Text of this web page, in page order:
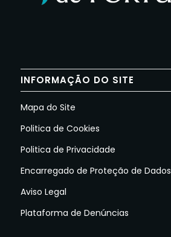
INFORMAÇÃO DO SITE
Mapa do Site
Politica de Cookies
Politica de Privacidade
Encarregado de Proteção de Dados
Aviso Legal
Plataforma de Denúncias